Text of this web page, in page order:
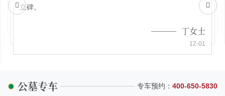
立碑。
丁女士
12-01
公墓专车 专车预约： 400-650-5830